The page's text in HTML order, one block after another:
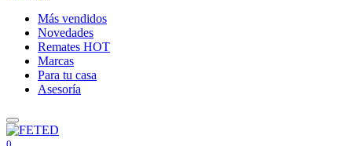
Más vendidos
Novedades
Remates HOT
Marcas
Para tu casa
Asesoría
0